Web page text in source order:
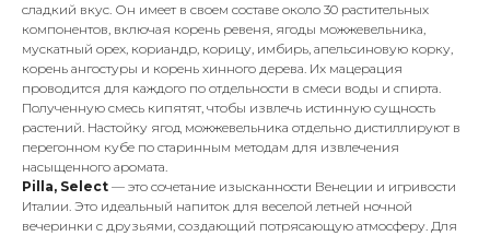
сладкий вкус. Он имеет в своем составе около 30 растительных
компонентов, включая корень ревеня, ягоды можжевельника,
мускатный орех, кориандр, корицу, имбирь, апельсиновую корку,
корень ангостуры и корень хинного дерева. Их мацерация
проводится для каждого по отдельности в смеси воды и спирта.
Полученную смесь кипятят, чтобы извлечь истинную сущность
растений. Настойку ягод можжевельника отдельно дистиллируют в
перегонном кубе по старинным методам для извлечения
насыщенного аромата.
Pilla, Select — это сочетание изысканности Венеции и игривости
Италии. Это идеальный напиток для веселой летней ночной
вечеринки с друзьями, создающий потрясающую атмосферу. Для